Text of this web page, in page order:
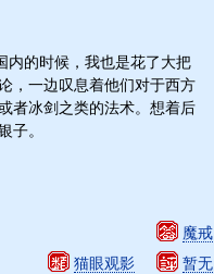
内的时候，我也是花了大把
，一边叹息着他们对于西方
者冰剑之类的法术。想着后
子。
魔戒
暂无
猫眼观影